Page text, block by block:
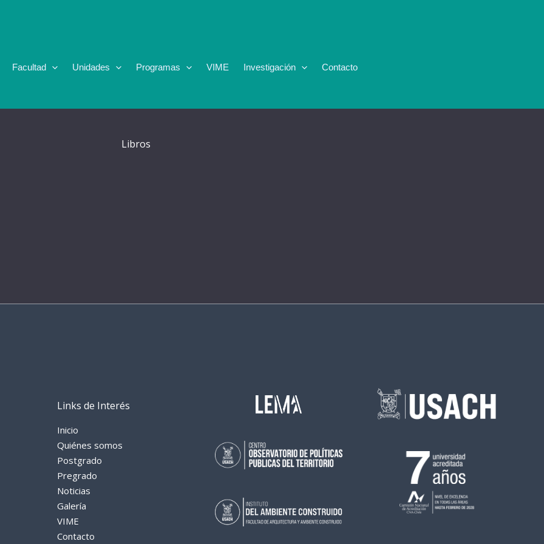
Facultad Unidades Programas VIME Investigación Contacto
Libros
Links de Interés
Inicio
Quiénes somos
Postgrado
Pregrado
Noticias
Galería
VIME
Contacto